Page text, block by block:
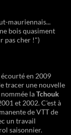
mauriennais...
bois quasiment
pas cher !")
en 2009
tracer une nouvelle
laTchouk
et 2002. C'est à
de VTT de
un travail
saisonnier.